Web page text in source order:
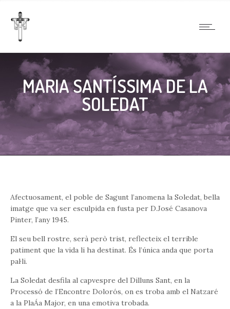
MARIA SANTÍSSIMA DE LA
SOLEDAT
Afectuosament, el poble de Sagunt l’anomena la Soledat, bella
imatge que va ser esculpida en fusta per D.José Casanova
Pinter, l’any 1945.
El seu bell rostre, serà però trist, reflecteix el terrible
patiment que la vida li ha destinat. És l’única anda que porta
pal·li.
La Soledat desfila al capvespre del Dilluns Sant, en la
Processó de l’Encontre Dolorós, on es troba amb el Natzaré
a la PlaÁa Major, en una emotiva trobada.